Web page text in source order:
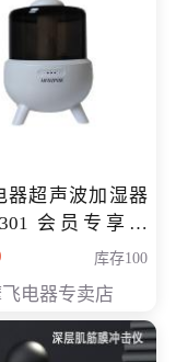
器超声波加湿器
会员专享价
库存100
电器专卖店